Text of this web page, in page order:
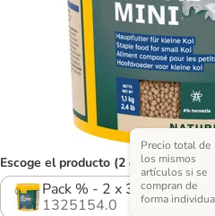
Escoge el producto (2 opciones)
Pack % - 2 x 3800 ml
1325154.0
Precio total de
los mismos
artículos si se
compran de
forma